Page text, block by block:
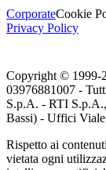
CorporateCookie
Privacy Policy
Copyright © 1999-
03976881007 -
S.p.A. - RTI
Bassi) - Uffici
Rispetto ai
vietata ogni